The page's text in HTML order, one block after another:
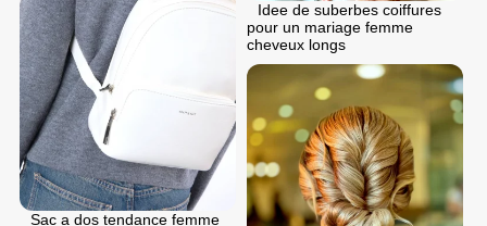
Idee de suberbes coiffures
pour un mariage femme
cheveux longs
Sac a dos tendance femme